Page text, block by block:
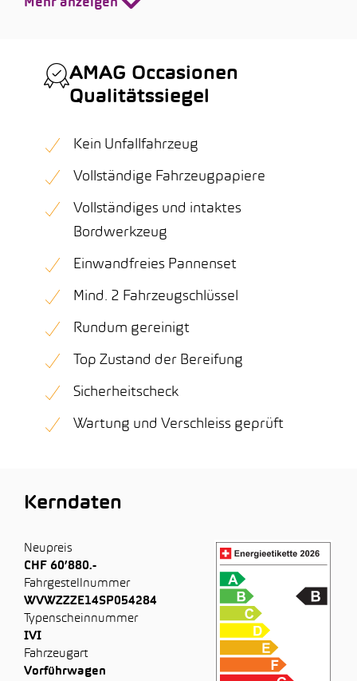
Mehr anzeigen
AMAG Occasionen
Qualitätssiegel
Kein Unfallfahrzeug
Vollständige Fahrzeugpapiere
Vollständiges und intaktes
Bordwerkzeug
Einwandfreies Pannenset
Mind. 2 Fahrzeugschlüssel
Rundum gereinigt
Top Zustand der Bereifung
Sicherheitscheck
Wartung und Verschleiss geprüft
Kerndaten
Neupreis
CHF 60’880.-
Fahrgestellnummer
WVWZZZE14SP054284
Typenscheinnummer
IVI
Fahrzeugart
Vorführwagen